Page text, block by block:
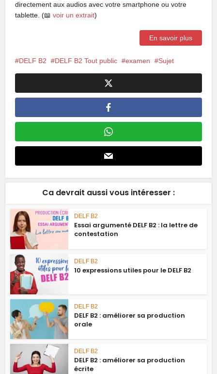
directement aux audios avec votre smartphone ou votre
tablette. (📖voir un extrait)
En savoir plus
DELF B2 DELF B2 Tout public examen Sujet
Ca devrait aussi vous intéresser :
DELF B2
Essai argumenté DELF B2 : la lettre de
contestation
DELF B2
10 expressions utiles pour le DELF B2
DELF B2
DELF B2 : améliorer sa production
orale
DELF B2
DELF B2 : améliorer sa production
écrite